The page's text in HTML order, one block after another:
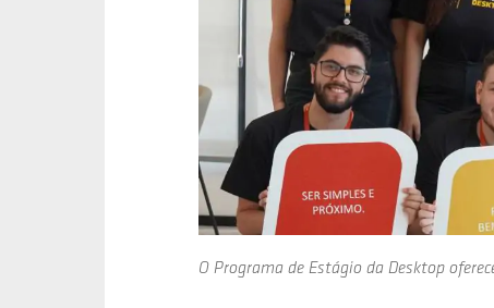
O Programa de Estágio da Desktop